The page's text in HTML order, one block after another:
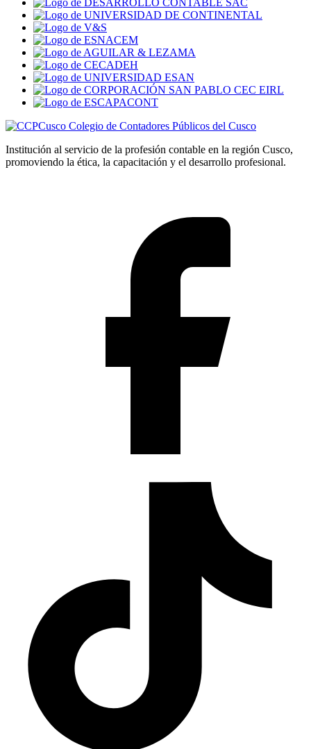
Colegio de Contadores Públicos del Cusco
Institución al servicio de la profesión contable en la región Cusco,
promoviendo la ética, la capacitación y el desarrollo profesional.